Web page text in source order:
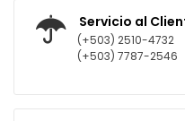
Servicio al
(+503) 2510-4732
(+503) 7787-2546